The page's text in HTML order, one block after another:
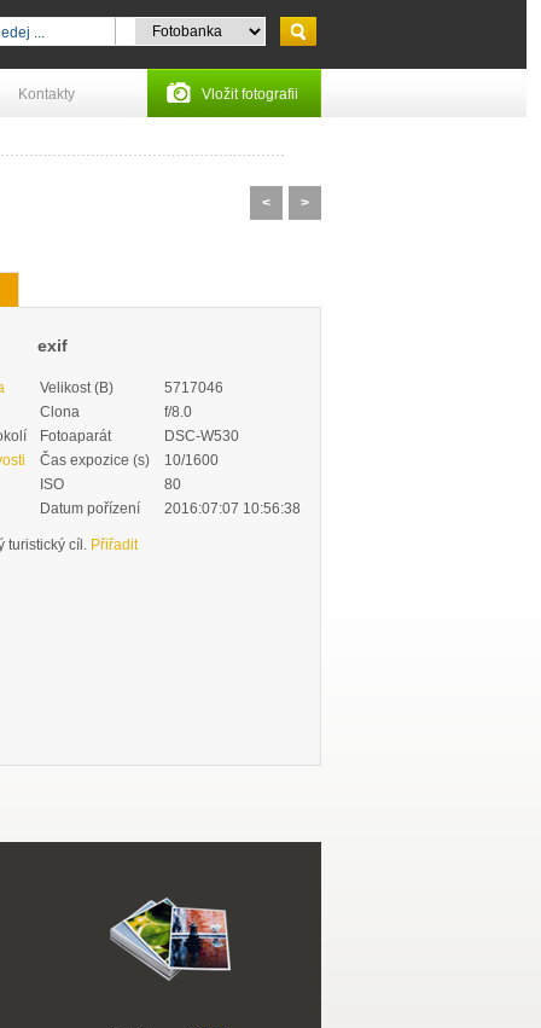
Kontakty Vložit fotografii
< >
exif
Velikost (B)
5717046
Clona
f/8.0
Fotoaparát
DSC-W530
Čas expozice (s)
10/1600
ISO
80
Datum pořízení
2016:07:07 10:56:38
turistický cíl. Přiřadit